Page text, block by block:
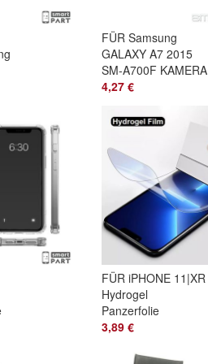
FÜR Samsung
GALAXY A7 2015
SM-A700F KAMERA
LINSE GLAS MIT
Schwarz
4,27 €
FÜR iPHONE 11|XR
Hydrogel
Panzerfolie
Display|touch
DÜNN SET
3,89 €